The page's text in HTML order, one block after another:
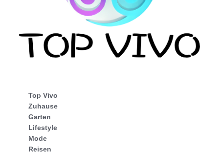
Top Vivo
Zuhause
Garten
Lifestyle
Mode
Reisen